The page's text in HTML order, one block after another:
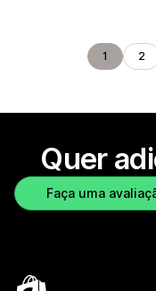
1 2
Quer
Faça uma